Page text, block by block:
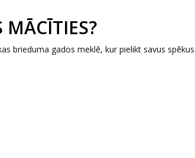
brieduma gados meklē, kur pielikt savus